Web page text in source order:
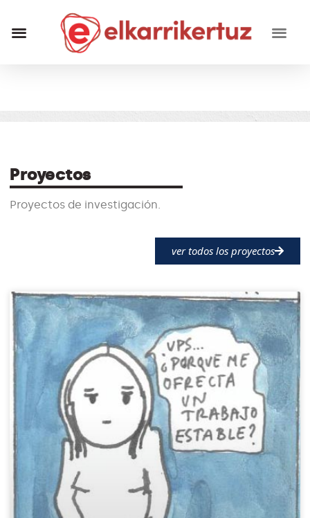
Proyectos
Proyectos de investigación.
ver todos los proyectos